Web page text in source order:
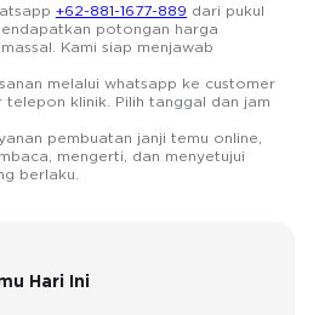
+62-881-1677-889 dari pukul
potongan harga
Kami siap menjawab
melalui whatsapp ke customer
klinik. Pilih tanggal dan jam
pembuatan janji temu online,
mengerti, dan menyetujui
berlaku.
Hari Ini